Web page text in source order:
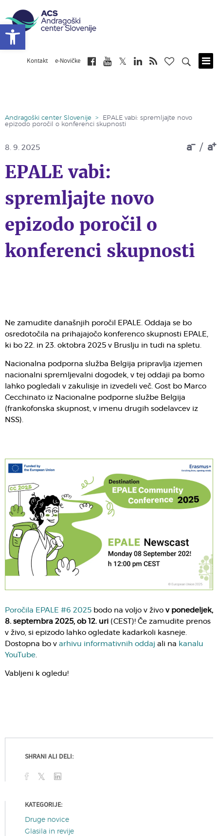
Kontakt e-Novičke
Andragoški center Slovenije >
EPALE vabi: spremljajte novo
epizodo poročil o konferenci skupnosti
a / a
8. 9. 2025
EPALE vabi:
spremljajte novo
epizodo poročil o
konferenci skupnosti
Ne zamudite današnjih poročil EPALE. Oddaja se bo
osredotočila na prihajajočo konferenco skupnosti EPALE,
ki bo 22. in 23. oktobra 2025 v Bruslju in tudi na spletu.
Nacionalna podporna služba Belgija pripravlja izjemen
nacionalni spremljevalni dogodek, v tej oddaji pa bomo
lahko pogledali v zakulisje in izvedeli več. Gost bo Marco
Cecchinato iz Nacionalne podporne službe Belgija
(frankofonska skupnost, v imenu drugih sodelavcev iz
NSS).
Poročila EPALE #6 2025 bodo na voljo v živo v ponedeljek,
8. septembra 2025, ob 12. uri (CEST)! Če zamudite prenos
v živo, si epizodo lahko ogledate kadarkoli kasneje.
Dostopna bo v arhivu informativnih oddaj ali na kanalu
YouTube.
Vabljeni k ogledu!
SHRANI ALI DELI:
KATEGORIJE:
Druge novice
Glasila in revije
Open toolbar